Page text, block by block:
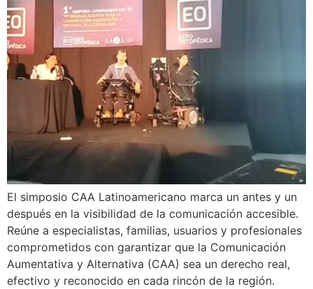
El simposio CAA Latinoamericano marca un antes y un
después en la visibilidad de la comunicación accesible.
Reúne a especialistas, familias, usuarios y profesionales
comprometidos con garantizar que la Comunicación
Aumentativa y Alternativa (CAA) sea un derecho real,
efectivo y reconocido en cada rincón de la región.